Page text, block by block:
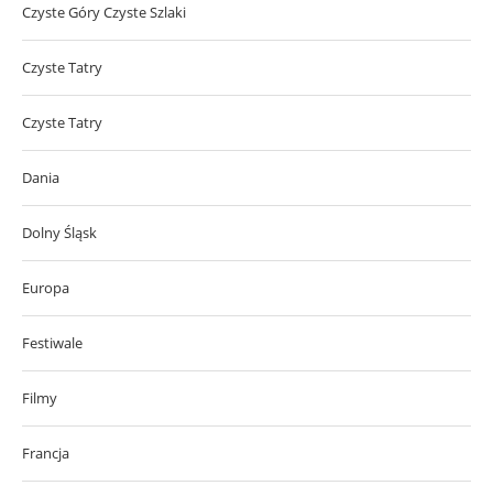
Czyste Góry Czyste Szlaki
Czyste Tatry
Czyste Tatry
Dania
Dolny Śląsk
Europa
Festiwale
Filmy
Francja